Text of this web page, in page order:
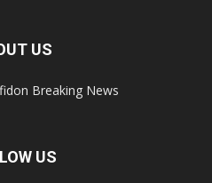
US
Breaking News
US